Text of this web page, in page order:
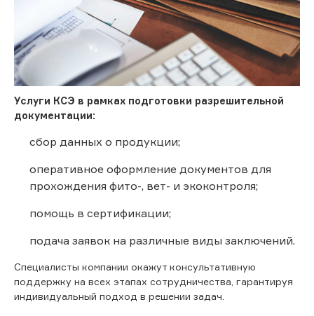
Услуги КСЭ в рамках подготовки разрешительной
документации:
сбор данных о продукции;
оперативное оформление документов для
прохождения фито-, вет- и экоконтроля;
помощь в сертификации;
подача заявок на различные виды заключений.
Специалисты компании окажут консультативную
поддержку на всех этапах сотрудничества, гарантируя
индивидуальный подход в решении задач.